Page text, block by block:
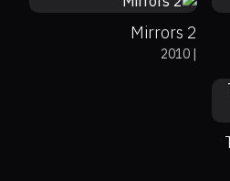
Mirrors 2
|
2010